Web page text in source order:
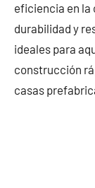
eficiencia en la
durabilidad y
ideales para
construcción
casas